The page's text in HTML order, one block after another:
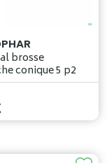
brosse
a/manche conique 5 p2